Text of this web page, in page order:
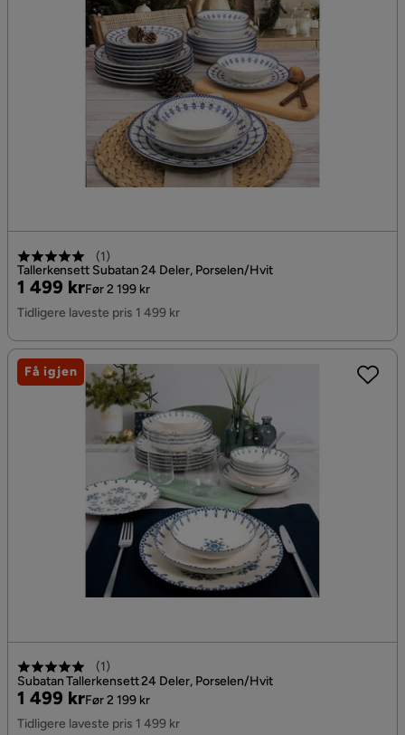
(1)
Tallerkensett Subatan 24 Deler, Porselen/Hvit
Pris
1 499 kr
Original
Pris
Før 2 199 kr
Tidligere laveste pris 1 499 kr
(1)
Subatan Tallerkensett 24 Deler, Porselen/Hvit
Pris
1 499 kr
Original
Pris
Før 2 199 kr
Tidligere laveste pris 1 499 kr
Få igjen